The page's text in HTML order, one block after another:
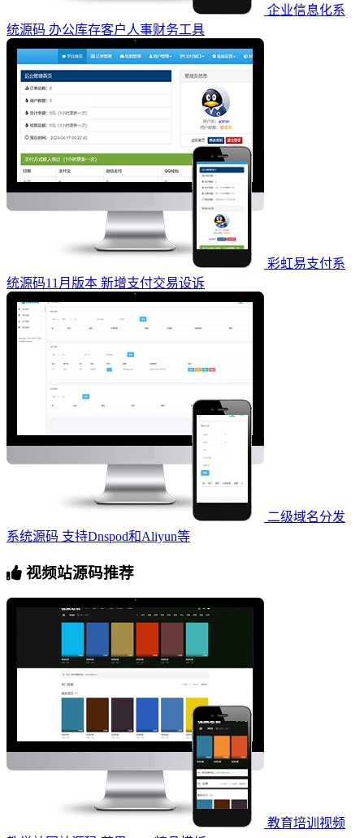
企业信息化系
统源码 办公库存客户人事财务工具
彩虹易支付系
统源码11月版本 新增支付交易设诉
二级域名分发
系统源码 支持Dnspod和Aliyun等
视频站源码推荐
教育培训视频